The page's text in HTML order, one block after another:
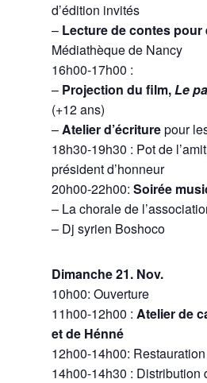
d’édition invités
– Lecture de contes pour
Médiathèque de Nancy
16h00-17h00 :
– Projection du film,Le
(+12 ans)
–Atelier d’écriturepour
18h30-19h30 : Pot de
président d’honneur
20h00-22h00: Soirée
– La chorale de
– Dj syrien Boshoco
Dimanche 21. Nov.
10h00: Ouverture
11h00-12h00 : Atelier de
et de Hénné
12h00-14h00:
14h00-14h30 : Distribution